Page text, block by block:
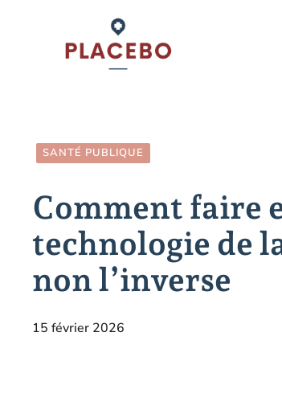
SANTÉ PUBLIQUE
Comment faire
technologie de
non l’inverse
15 février 2026